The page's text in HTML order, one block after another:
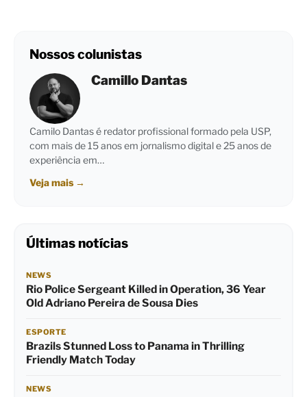
Nossos colunistas
Camillo Dantas
Camilo Dantas é redator profissional formado pela USP,
com mais de 15 anos em jornalismo digital e 25 anos de
experiência em…
Veja mais →
Últimas notícias
NEWS
Rio Police Sergeant Killed in Operation, 36 Year
Old Adriano Pereira de Sousa Dies
ESPORTE
Brazils Stunned Loss to Panama in Thrilling
Friendly Match Today
NEWS